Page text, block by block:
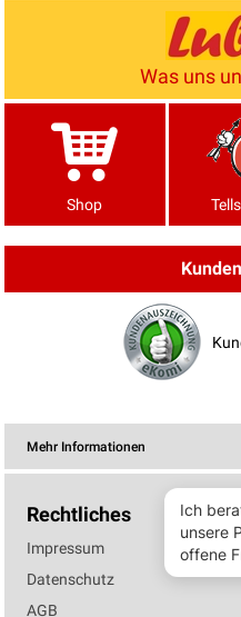
Was uns
Shop
Mehr Informationen
Rechtliches
Impressum
Datenschutz
AGB